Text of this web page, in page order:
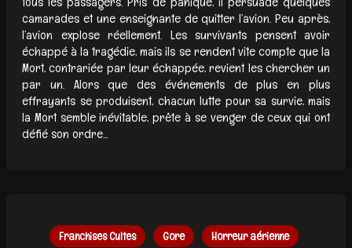
camarades et une enseignante de quitter l’avion. Peu après,
l’avion explose réellement. Les survivants pensent avoir
échappé à la tragédie, mais ils se rendent vite compte que la
Mort, contrariée par leur échappée, revient les chercher un
par un. Alors que des événements de plus en plus
effrayants se produisent, chacun lutte pour sa survie, mais
la Mort semble inévitable, prête à se venger de ceux qui ont
défié son ordre...
Franchises Cultes Gore Horreur aérienne